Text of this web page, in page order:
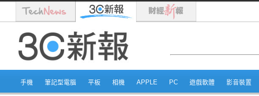
手機 筆記型電腦 平板 相機 APPLE PC 遊戲軟體 影音裝置